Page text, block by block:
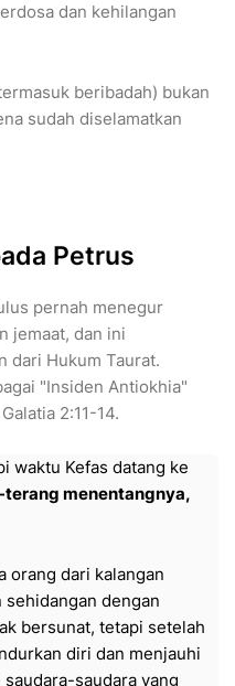
dan kehilangan
beribadah) bukan
sudah diselamatkan
Petrus
pernah menegur
jemaat, dan ini
dari Hukum Taurat.
"Insiden Antiokhia"
2:11-14.
waktu Kefas datang ke
menentangnya,
orang dari kalangan
sehidangan dengan
bersunat, tetapi setelah
diri dan menjauhi
saudara yang